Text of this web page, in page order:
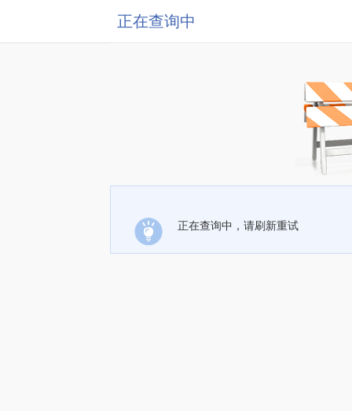
正在查询中
正在查询中，请刷新重试